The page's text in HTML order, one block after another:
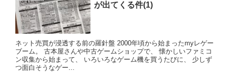
が出てくる件(1)
ネット売買が浸透する前の羅針盤 2000年頃から始まったmyレゲー
ブーム。 古本屋さんや中古ゲームショップで、 懐かしいファミコ
ン収集から始まって、 いろいろなゲーム機を買うたびに、 少しず
つ面白そうなゲー...